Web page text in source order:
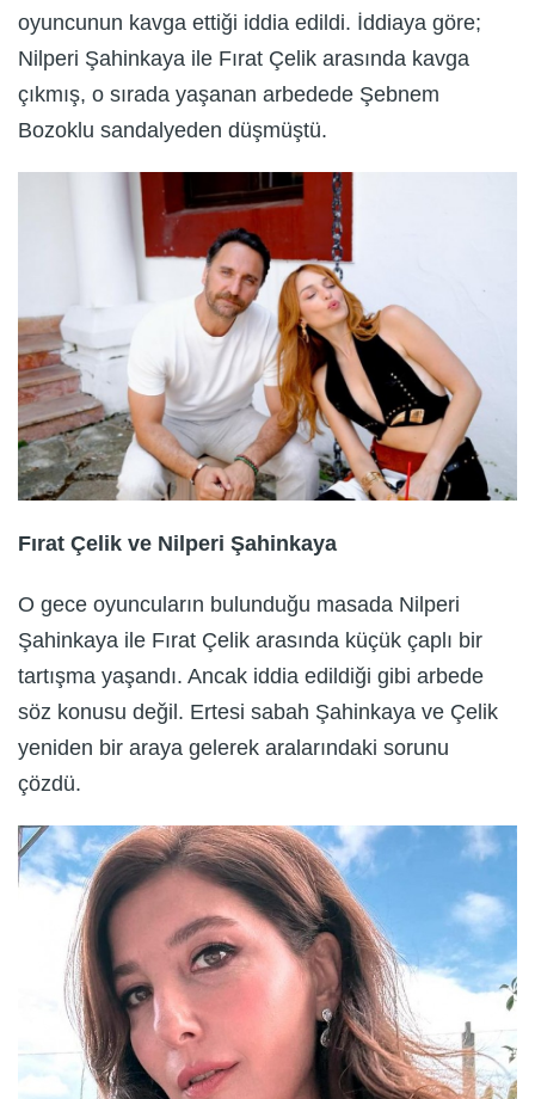
oyuncunun kavga ettiği iddia edildi. İddiaya göre;
Nilperi Şahinkaya ile Fırat Çelik arasında kavga
çıkmış, o sırada yaşanan arbedede Şebnem
Bozoklu sandalyeden düşmüştü.
Fırat Çelik ve Nilperi Şahinkaya
O gece oyuncuların bulunduğu masada Nilperi
Şahinkaya ile Fırat Çelik arasında küçük çaplı bir
tartışma yaşandı. Ancak iddia edildiği gibi arbede
söz konusu değil. Ertesi sabah Şahinkaya ve Çelik
yeniden bir araya gelerek aralarındaki sorunu
çözdü.